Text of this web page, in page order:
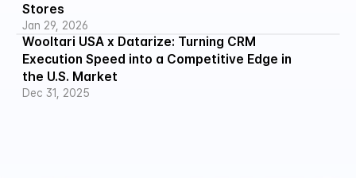
Stores
Jan 29, 2026
Wooltari USA x Datarize: Turning CRM
Execution Speed into a Competitive Edge in
the U.S. Market
Dec 31, 2025